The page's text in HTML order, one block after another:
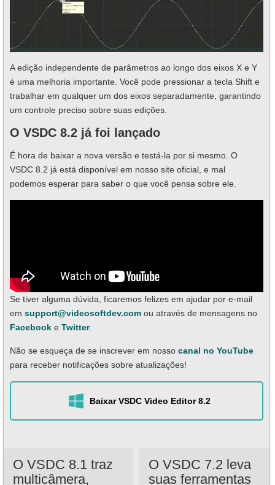
A edição independente de parâmetros ao longo dos eixos X e Y
é uma melhoria importante. Você pode pressionar a tecla Shift e
trabalhar em qualquer um dos eixos separadamente, garantindo
um controle preciso sobre suas edições.
O VSDC 8.2 já foi lançado
É hora de baixar a nova versão e testá-la por si mesmo. O
VSDC 8.2 já está disponível em nosso site oficial, e mal
podemos esperar para saber o que você pensa sobre ele.
Se tiver alguma dúvida, ficaremos felizes em ajudar por e-mail
em support@videosoftdev.com ou através de mensagens no
Facebook e Twitter.
Não se esqueça de se inscrever em nosso canal no YouTube
para receber notificações sobre atualizações!
Baixar VSDC Video Editor 8.2
O VSDC 8.1 traz
multicâmera,
O VSDC 7.2 leva
suas ferramentas